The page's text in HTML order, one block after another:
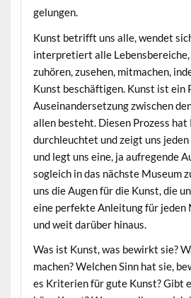
gelungen.
Kunst betrifft uns alle, wendet
interpretiert alle Lebensbereiche,
zuhören, zusehen, mitmachen,
Kunst beschäftigen. Kunst ist ein
Auseinandersetzung zwischen
allen besteht. Diesen Prozess hat
durchleuchtet und zeigt uns
und legt uns eine, ja aufregende
sogleich in das nächste Museum
uns die Augen für die Kunst, die
eine perfekte Anleitung für jeden
und weit darüber hinaus.
Was ist Kunst, was bewirkt sie?
machen? Welchen Sinn hat sie,
es Kriterien für gute Kunst? Gibt